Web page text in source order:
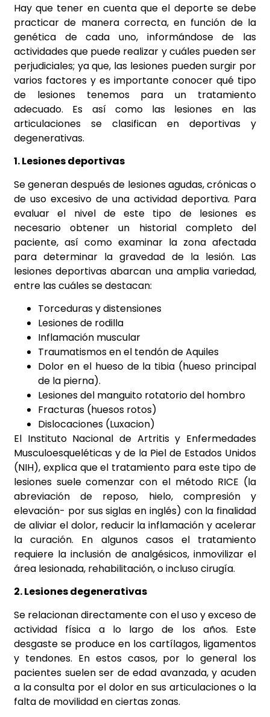
Hay que tener en cuenta que el deporte se debe
practicar de manera correcta, en función de la
genética de cada uno, informándose de las
actividades que puede realizar y cuáles pueden ser
perjudiciales; ya que, las lesiones pueden surgir por
varios factores y es importante conocer qué tipo
de lesiones tenemos para un tratamiento
adecuado. Es así como las lesiones en las
articulaciones se clasifican en deportivas y
degenerativas.
1. Lesiones deportivas
Se generan después de lesiones agudas, crónicas o
de uso excesivo de una actividad deportiva. Para
evaluar el nivel de este tipo de lesiones es
necesario obtener un historial completo del
paciente, así como examinar la zona afectada
para determinar la gravedad de la lesión. Las
lesiones deportivas abarcan una amplia variedad,
entre las cuáles se destacan:
Torceduras y distensiones
Lesiones de rodilla
Inflamación muscular
Traumatismos en el tendón de Aquiles
Dolor en el hueso de la tibia (hueso principal
de la pierna).
Lesiones del manguito rotatorio del hombro
Fracturas (huesos rotos)
Dislocaciones (Luxacion)
El Instituto Nacional de Artritis y Enfermedades
Musculoesqueléticas y de la Piel de Estados Unidos
(NIH), explica que el tratamiento para este tipo de
lesiones suele comenzar con el método RICE (la
abreviación de reposo, hielo, compresión y
elevación- por sus siglas en inglés) con la finalidad
de aliviar el dolor, reducir la inflamación y acelerar
la curación. En algunos casos el tratamiento
requiere la inclusión de analgésicos, inmovilizar el
área lesionada, rehabilitación, o incluso cirugía.
2. Lesiones degenerativas
Se relacionan directamente con el uso y exceso de
actividad física a lo largo de los años. Este
desgaste se produce en los cartílagos, ligamentos
y tendones. En estos casos, por lo general los
pacientes suelen ser de edad avanzada, y acuden
a la consulta por el dolor en sus articulaciones o la
falta de movilidad en ciertas zonas.